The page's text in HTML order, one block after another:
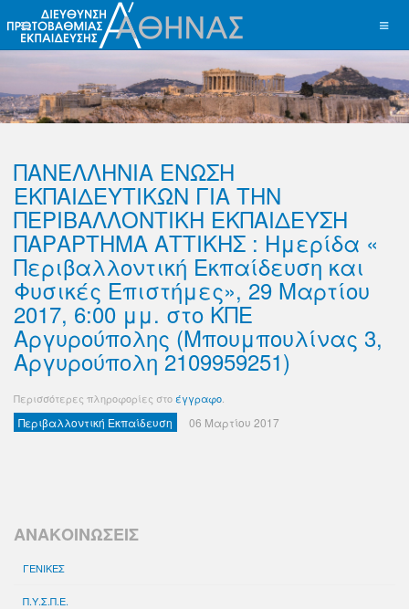
ΠΑΝΕΛΛΗΝΙΑ ΕΝΩΣΗ
ΕΚΠΑΙΔΕΥΤΙΚΩΝ ΓΙΑ ΤΗΝ
ΠΕΡΙΒΑΛΛΟΝΤΙΚΗ ΕΚΠΑΙΔΕΥΣΗ
ΠΑΡΑΡΤΗΜΑ ΑΤΤΙΚΗΣ : Ημερίδα «
Περιβαλλοντική Εκπαίδευση και
Φυσικές Επιστήμες», 29 Μαρτίου
2017, 6:00 μμ. στο ΚΠΕ
Αργυρούπολης (Μπουμπουλίνας 3,
Αργυρούπολη 2109959251)
Περισσότερες πληροφορίες στοέγγραφο
Περιβαλλοντική Εκπαίδευση 06 Μαρτίου 2017
ΑΝΑΚΟΙΝΩΣΕΙΣ
ΓΕΝΙΚΕΣ
Π.Υ.Σ.Π.Ε.